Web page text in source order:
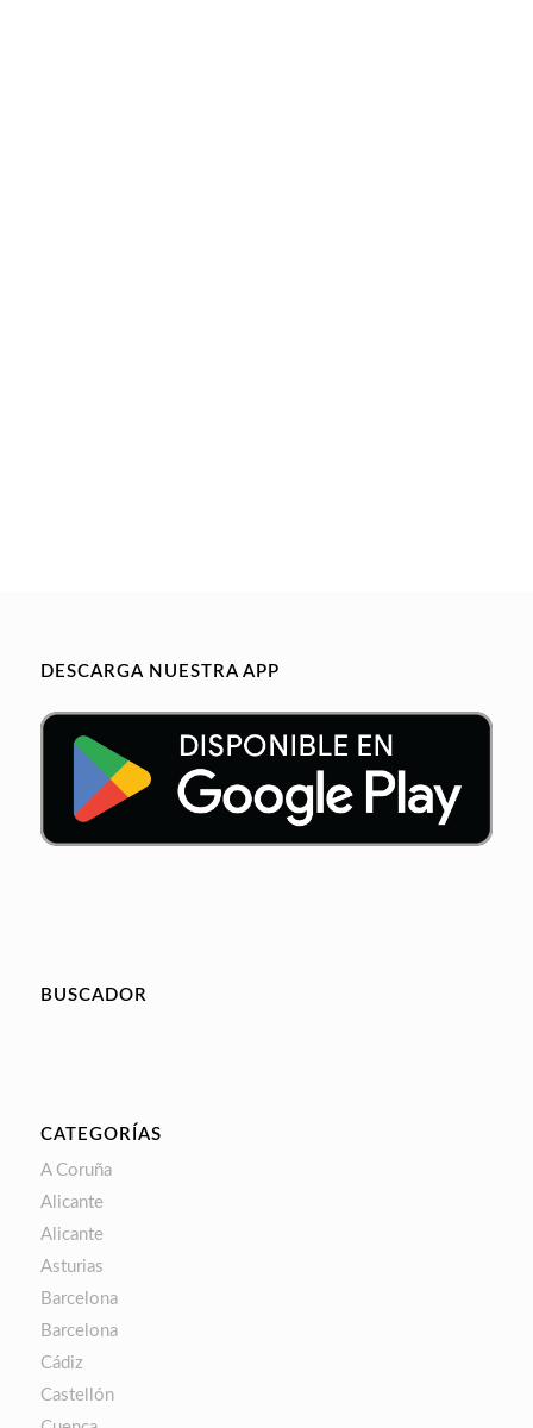
DESCARGA NUESTRA APP
BUSCADOR
CATEGORÍAS
A Coruña
Alicante
Alicante
Asturias
Barcelona
Barcelona
Cádiz
Castellón